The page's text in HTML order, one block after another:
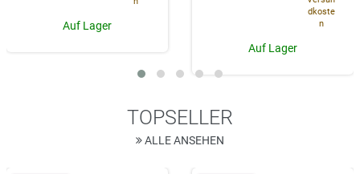
Auf Lager
dkoste
n
Auf Lager
TOPSELLER
ALLE ANSEHEN